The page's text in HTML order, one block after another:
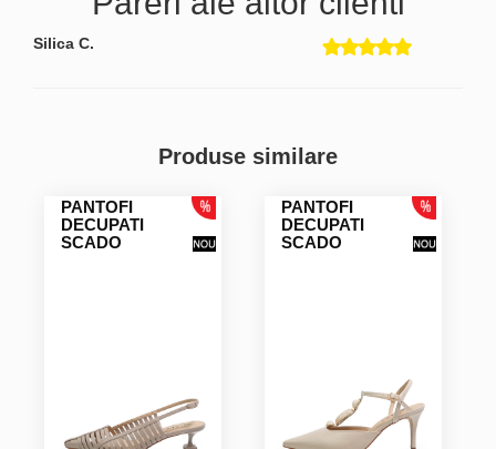
Silica C.
Produse similare
PANTOFI
DECUPATI
SCADO
PANTOFI
DECUPATI
SCADO